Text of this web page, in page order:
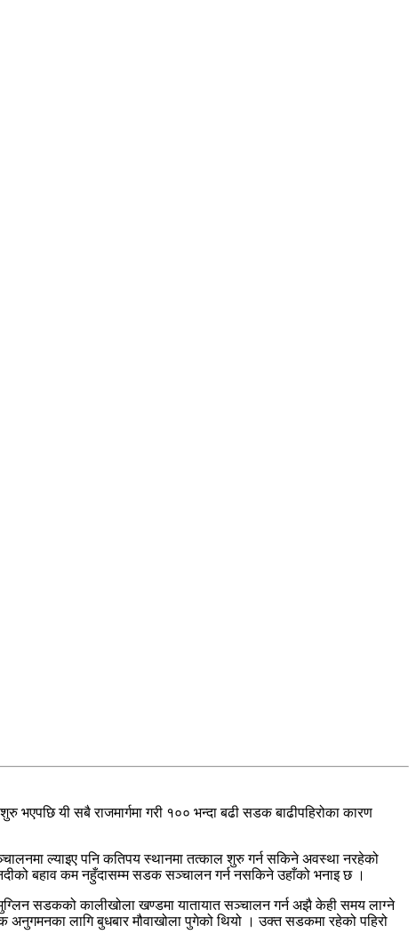
भएपछि यी सबै राजमार्गमा गरी १०० भन्दा बढी सडक बाढीपहिरोका कारण
ल्याइए पनि कतिपय स्थानमा तत्काल शुरु गर्न सकिने अवस्था नरहेको
बहाव कम नहुँदासम्म सडक सञ्चालन गर्न नसकिने उहाँको भनाइ छ ।
सडकको कालीखोला खण्डमा यातायात सञ्चालन गर्न अझै केही समय लाग्ने
अनुगमनका लागि बुधबार मौवाखोला पुगेको थियो । उक्त सडकमा रहेको पहिरो